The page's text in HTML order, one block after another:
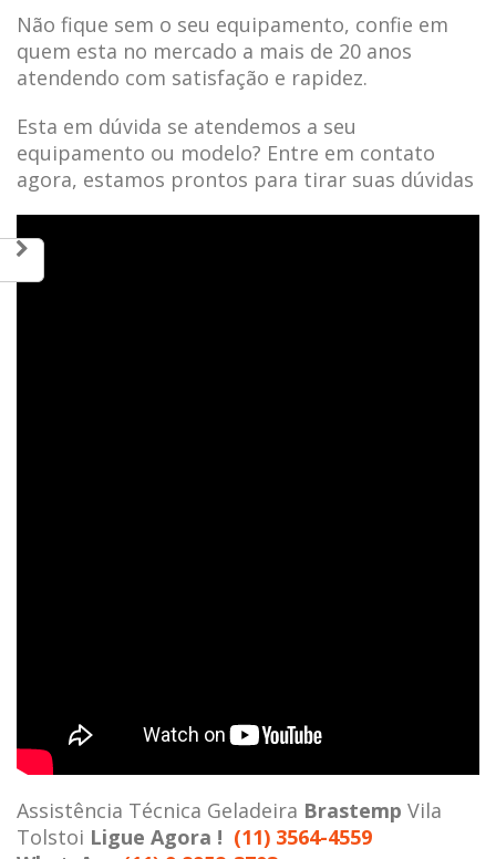
Não fique sem o seu equipamento, confie em
quem esta no mercado a mais de 20 anos
atendendo com satisfação e rapidez.
Esta em dúvida se atendemos a seu
equipamento ou modelo? Entre em contato
agora, estamos prontos para tirar suas dúvidas
Assistência Técnica Geladeira Brastemp Vila
Tolstoi Ligue Agora ! (11) 3564-4559